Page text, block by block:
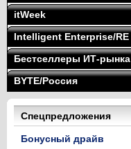
itWeek
Intelligent Enterprise/RE
Бестселлеры ИТ-рынка
BYTE/Россия
Спецпредложения
Бонусный драйв